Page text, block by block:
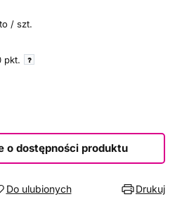
/ szt.
pkt.
o dostępności produktu
Do ulubionych Drukuj